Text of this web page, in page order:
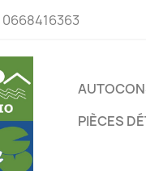
0668416363
PIÈCES